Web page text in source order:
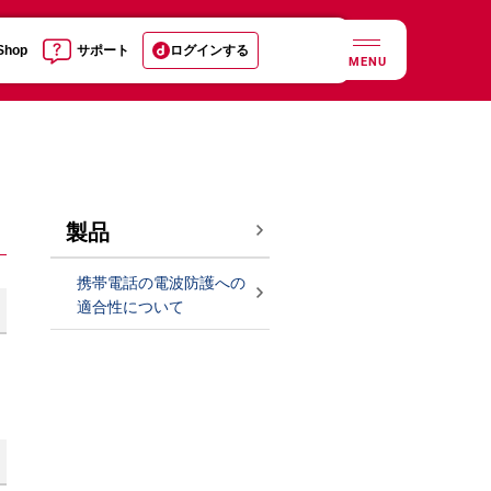
サポート ログインする
MENU
製品
携帯電話の電波防護への
適合性について